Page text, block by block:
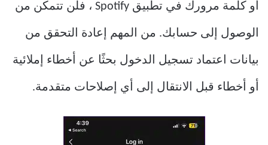
أو كلمة مرورك في تطبيق Spotify ، فلن تتمكن من
الوصول إلى حسابك. من المهم إعادة التحقق من
بيانات اعتماد تسجيل الدخول بحثًا عن أخطاء إملائية
أو أخطاء قبل الانتقال إلى أي إصلاحات متقدمة.